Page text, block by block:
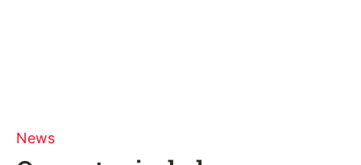
News